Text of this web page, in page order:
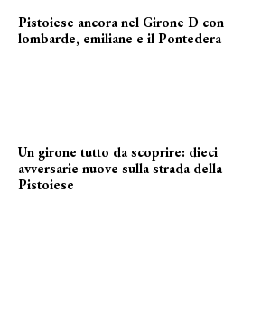
Pistoiese ancora nel Girone D con
lombarde, emiliane e il Pontedera
Un girone tutto da scoprire: dieci
avversarie nuove sulla strada della
Pistoiese